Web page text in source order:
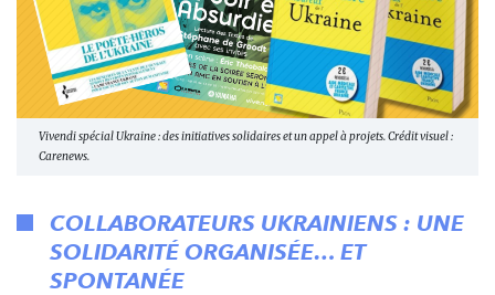
Vivendi spécial Ukraine : des initiatives solidaires et un appel à projets. Crédit visuel :
Carenews.
COLLABORATEURS UKRAINIENS : UNE
SOLIDARITÉ ORGANISÉE… ET
SPONTANÉE